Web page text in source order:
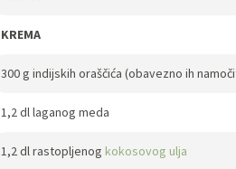
KREMA
300 g indijskih oraščića (obavezno ih
1,2 dl laganog meda
1,2 dl rastopljenog kokosovog ulja